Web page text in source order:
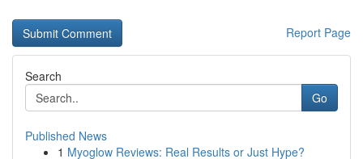
Report Page
Search
Go
Published News
1 Myoglow Reviews: Real Results or Just Hype?